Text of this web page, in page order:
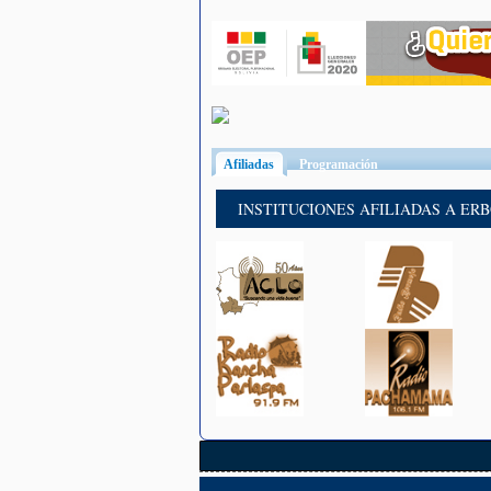
Afiliadas (solapa activa)
Programación
INSTITUCIONES AFILIADAS A